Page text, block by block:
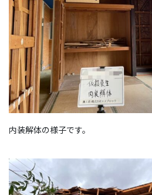
内装解体の様子です。